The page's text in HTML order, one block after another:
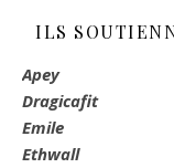
ILS
Apey
Dragicafit
Emile
Ethwall